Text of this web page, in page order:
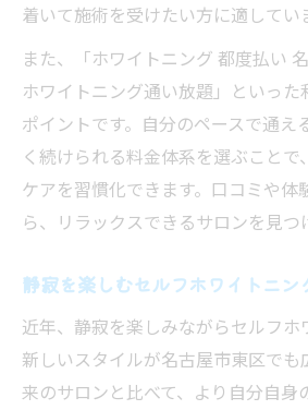
着いて施術を受けたい方に適してい
また、「ホワイトニング 都度払い
ホワイトニング通い放題」といっ
ポイントです。自分のペースで通え
く続けられる料金体系を選ぶことで
ケアを習慣化できます。口コミや体
ら、リラックスできるサロンを見つ
静寂を楽しむセルフホワイトニ
近年、静寂を楽しみながらセルフホ
新しいスタイルが名古屋市東区でも
来のサロンと比べて、より自分自身